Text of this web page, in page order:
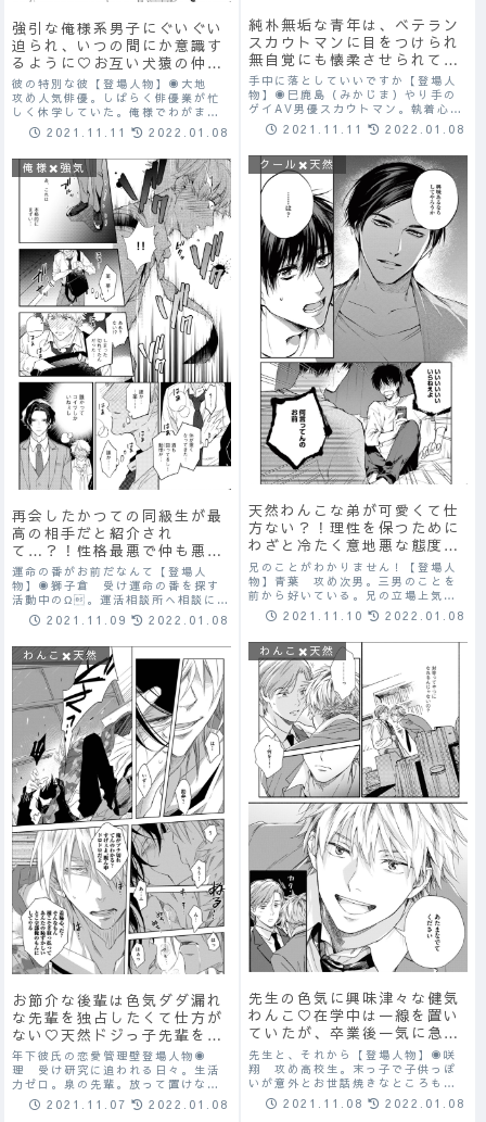
純朴無垢な青年は、ベテラン
スカウトマンに目をつけられ
無自覚にも懐柔させられてい
く♡迫り来る執着心と独占欲
を回避する手段はもはやな
く…？！♡
手中に落としていいですか【登場人
物】◉巳鹿島（みかじま）やり手の
ゲイAV男優スカウトマン。執着心と
独占欲がすごい。テクニックがすご
いと噂がありセックスが上手い。ノ
としてしまうほど。自分のことは隠
し込むタイプ。...
2021.11.11 2022.01.08
強引な俺様系男子にぐいぐい
迫られ、いつの間にか意識す
るように♡お互い犬猿の仲だ
と思いきやえっちなハプニン
グも重なり2人の距離が急接
近する♡
彼の特別な彼【登場人物】◉大地
攻め人気俳優。しばらく俳優業が忙
しく休学していた。俺様でわがまま
で子供っぽいところもあるが、仕事
は一人前で完璧にこなす。なんでも
境が複雑。◉達也 受け生徒会長。
学業は優秀で教師...
2021.11.11 2022.01.08
クール✖️天然
天然わんこな弟が可愛くて仕
方ない？！理性を保つために
わざと冷たく意地悪な態度を
取るが、2人きりの生活で我
慢の限界♡夜な夜な手を出し
てしまう…♡
兄のことがわかりません！【登場人
物】青葉 攻め次男。三男のことを
前から好いている。兄の立場上気持
ちを抑え、バレないために意地悪を
言ったりしたりとこじれている。大
く面倒見がよくて優しい長男のこと
が大好き。次男は...
2021.11.10 2022.01.08
俺様✖️強気
再会したかつての同級生が最
高の相手だと紹介され
て…？！性格最悪で仲も悪い
のに身体の相性だけは良くて
抗えない…♡
運命の番がお前だなんて【登場人
物】◉獅子倉 受け運命の番を探す
活動中のΩ。運活相談所へ相談に行
く。突然ヒートを迎えるが、抑制剤
を忘れてしまう。◉虎谷 攻め学生
があり、執着を燃やす。【あらす
じ】運命の番を探す...
2021.11.09 2022.01.08
わんこ✖️天然
先生の色気に興味津々な健気
わんこ♡在学中は一線を置い
ていたが、卒業後一気に急接
近する2人♡セックスの指南
を請うが…？！
先生と、それから【登場人物】◉咲
翔 攻め高校生。末っ子で子供っぽ
いが意外とお世話焼きなところも。
同性に興味がある。健気。わんこ。
◉佐和田令 受け高校の人気教師。女
2021.11.08 2022.01.08
わんこ✖️天然
お節介な後輩は色気ダダ漏れ
な先輩を独占したくて仕方が
ない♡天然ドジっ子先輩を愛
情たっぷりに飼い慣らす♡
年下彼氏の恋愛管理壁登場人物◉
理 受け研究に追われる日々。生活
力ゼロ。泉の先輩。放って置けない
抜けているタイプ。儚げで美人。◉
泉 攻め自他ともに認める理の飼い
2021.11.07 2022.01.08